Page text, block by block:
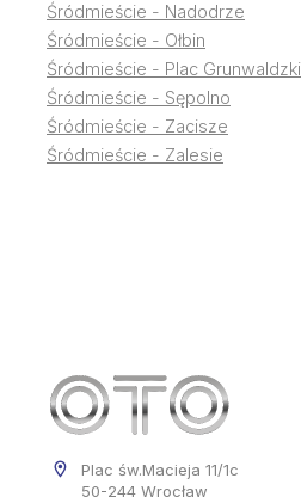
Śródmieście - Nadodrze
Śródmieście - Ołbin
Śródmieście - Plac Grunwaldzki
Śródmieście - Sępolno
Śródmieście - Zacisze
Śródmieście - Zalesie
Plac św.Macieja 11/1c
50-244 Wrocław